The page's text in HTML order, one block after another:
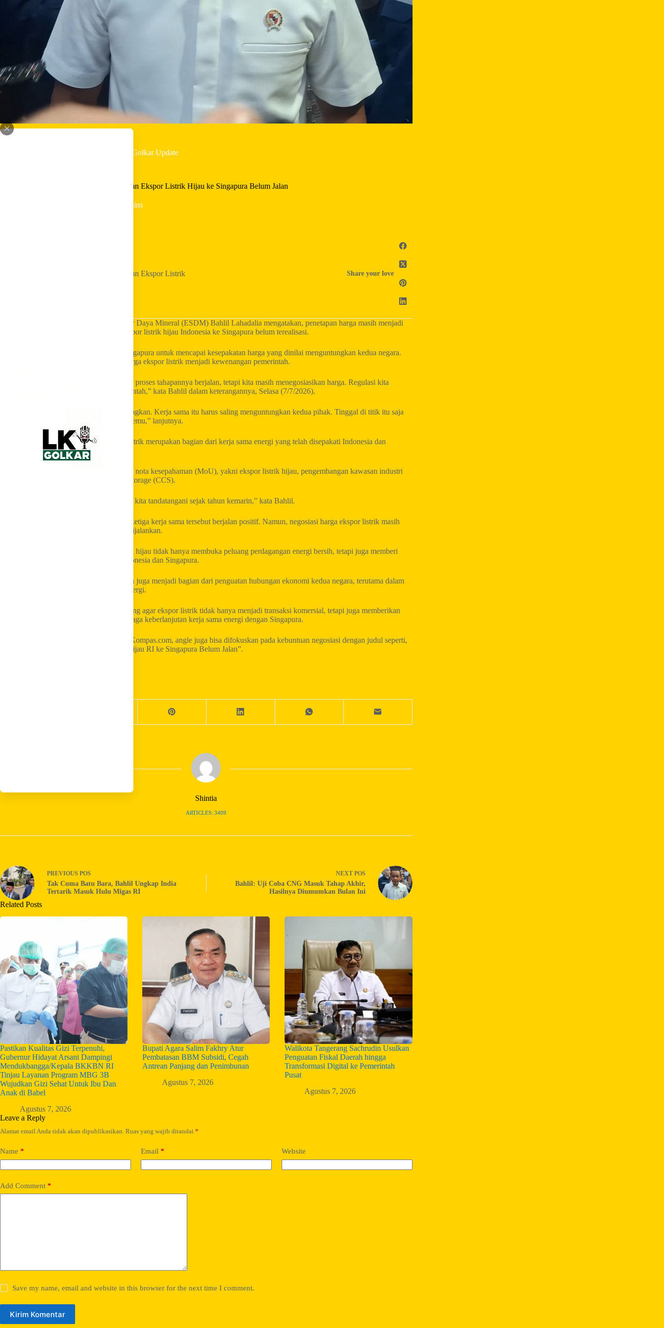
Golkar Update
Bahlil Ungkap Penetapan Harga Jadi Alasan Ekspor Listrik Hijau ke Singapura Belum Jalan
2 mins
Bahlil Ungkap Penetapan Harga Jadi Alasan Ekspor Listrik
Share your love
– Menteri Energi dan Sumber Daya Mineral (ESDM) Bahlil Lahadalia mengatakan, penetapan harga masih menjadi
kendala utama yang membuat rencana ekspor listrik hijau Indonesia ke Singapura belum terealisasi.
Pemerintah masih bernegosiasi dengan Singapura untuk mencapai kesepakatan harga yang dinilai menguntungkan kedua negara.
Sesuai regulasi di Indonesia, penetapan harga ekspor listrik menjadi kewenangan pemerintah.
“Terkait dengan harga listrik ke Singapura, proses tahapannya berjalan, tetapi kita masih menegosiasikan harga. Regulasi kita
memang menempatkan harga itu di pemerintah,” kata Bahlil dalam keterangannya, Selasa (7/7/2026).
“Kita ingin ada win-win, saling menguntungkan. Kerja sama itu harus saling menguntungkan kedua pihak. Tinggal di titik itu saja
dan saya pikir sebentar lagi akan ada titik temu,” lanjutnya.
Bahlil menjelaskan, pembahasan ekspor listrik merupakan bagian dari kerja sama energi yang telah disepakati Indonesia dan
Singapura sejak tahun lalu.
Kedua negara saat itu menandatangani tiga nota kesepahaman (MoU), yakni ekspor listrik hijau, pengembangan kawasan industri
hijau, dan kerja sama carbon capture and storage (CCS).
“Ketiganya merupakan satu kesatuan yang kita tandatangani sejak tahun kemarin,” kata Bahlil.
Menurut dia, perkembangan pembahasan ketiga kerja sama tersebut berjalan positif. Namun, negosiasi harga ekspor listrik masih
harus diselesaikan sebelum proyek dapat dijalankan.
Pemerintah ingin memastikan ekspor listrik hijau tidak hanya membuka peluang perdagangan energi bersih, tetapi juga memberi
manfaat ekonomi yang seimbang bagi Indonesia dan Singapura.
Rencana perdagangan listrik lintas batas itu juga menjadi bagian dari penguatan hubungan ekonomi kedua negara, terutama dalam
pengembangan energi hijau dan transisi energi.
Karena itu, kesepakatan harga dinilai penting agar ekspor listrik tidak hanya menjadi transaksi komersial, tetapi juga memberikan
manfaat ekonomi bagi Indonesia dan menjaga keberlanjutan kerja sama energi dengan Singapura.
Jika ingin lebih kuat sebagai berita utama Kompas.com, angle juga bisa difokuskan pada kebuntuan negosiasi dengan judul seperti,
“Negosiasi Harga Buntu, Ekspor Listrik Hijau RI ke Singapura Belum Jalan”.
Shintia
ARTICLES: 3409
PREVIOUS POS
Tak Cuma Batu Bara, Bahlil Ungkap India
Tertarik Masuk Hulu Migas RI
NEXT POS
Bahlil: Uji Coba CNG Masuk Tahap Akhir,
Hasilnya Diumumkan Bulan Ini
Related Posts
Pastikan Kualitas Gizi Terpenuhi,
Gubernur Hidayat Arsani Dampingi
Mendukbangga/Kepala BKKBN RI
Tinjau Layanan Program MBG 3B
Wujudkan Gizi Sehat Untuk Ibu Dan
Anak di Babel
Agustus 7, 2026
Bupati Agara Salim Fakhry Atur
Pembatasan BBM Subsidi, Cegah
Antrean Panjang dan Penimbunan
Agustus 7, 2026
Walikota Tangerang Sachrudin Usulkan
Penguatan Fiskal Daerah hingga
Transformasi Digital ke Pemerintah
Pusat
Agustus 7, 2026
Leave a Reply
Alamat email Anda tidak akan dipublikasikan. Ruas yang wajib ditandai *
Name * Email * Website
Add Comment *
Save my name, email and website in this browser for the next time I comment.
Kirim Komentar